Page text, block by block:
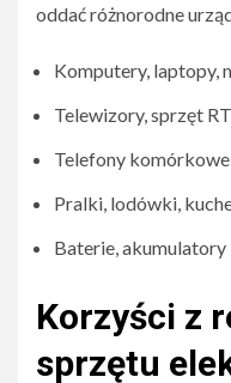
oddać różnorodne
Komputery, laptopy,
Telewizory, sprzęt
Telefony
Pralki, lodówki,
Baterie, akumulatory
Korzyści z
sprzętu